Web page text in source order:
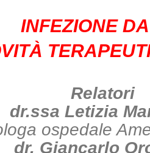
INFEZIONE
Relatori
dr.ssa Letizia
ospedale
dr. Giancarlo